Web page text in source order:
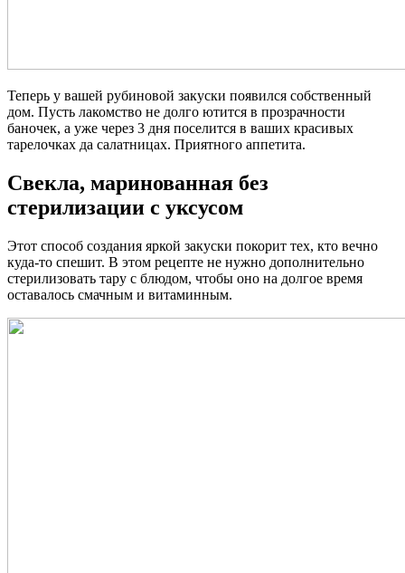
Теперь у вашей рубиновой закуски появился собственный
дом. Пусть лакомство не долго ютится в прозрачности
баночек, а уже через 3 дня поселится в ваших красивых
тарелочках да салатницах. Приятного аппетита.
Свекла, маринованная без
стерилизации с уксусом
Этот способ создания яркой закуски покорит тех, кто вечно
куда-то спешит. В этом рецепте не нужно дополнительно
стерилизовать тару с блюдом, чтобы оно на долгое время
оставалось смачным и витаминным.